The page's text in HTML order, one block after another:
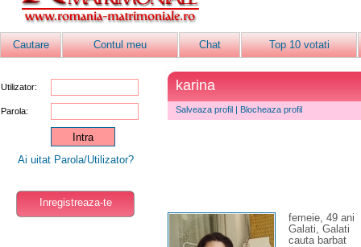
Cautare Contul meu Chat Top 10 votati
Utilizator:
Parola:
Ai uitat Parola/Utilizator?
Inregistreaza-te
karina
Salveaza profil | Blocheaza profil
femeie, 49 ani
Galati, Galati
cauta barbat